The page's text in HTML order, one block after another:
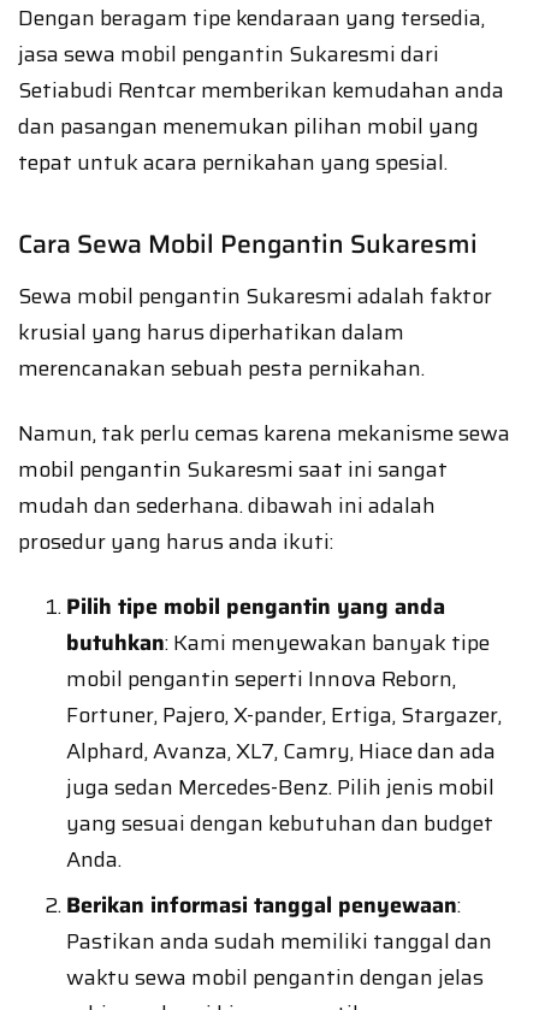
Dengan beragam tipe kendaraan yang tersedia,
jasa sewa mobil pengantin Sukaresmi dari
Setiabudi Rentcar memberikan kemudahan anda
dan pasangan menemukan pilihan mobil yang
tepat untuk acara pernikahan yang spesial.
Cara Sewa Mobil Pengantin Sukaresmi
Sewa mobil pengantin Sukaresmi adalah faktor
krusial yang harus diperhatikan dalam
merencanakan sebuah pesta pernikahan.
Namun, tak perlu cemas karena mekanisme sewa
mobil pengantin Sukaresmi saat ini sangat
mudah dan sederhana. dibawah ini adalah
prosedur yang harus anda ikuti:
Pilih tipe mobil pengantin yang anda
butuhkan: Kami menyewakan banyak tipe
mobil pengantin seperti Innova Reborn,
Fortuner, Pajero, X-pander, Ertiga, Stargazer,
Alphard, Avanza, XL7, Camry, Hiace dan ada
juga sedan Mercedes-Benz. Pilih jenis mobil
yang sesuai dengan kebutuhan dan budget
Anda.
Berikan informasi tanggal penyewaan:
Pastikan anda sudah memiliki tanggal dan
waktu sewa mobil pengantin dengan jelas